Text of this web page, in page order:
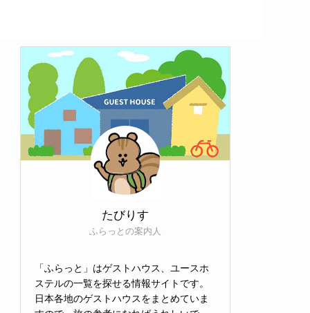
たびりす
ふらっとの案内人
「ふらっと」はゲストハウス、ユースホ
ステルの一覧を探せる情報サイトです。
日本各地のゲストハウスをまとめていま